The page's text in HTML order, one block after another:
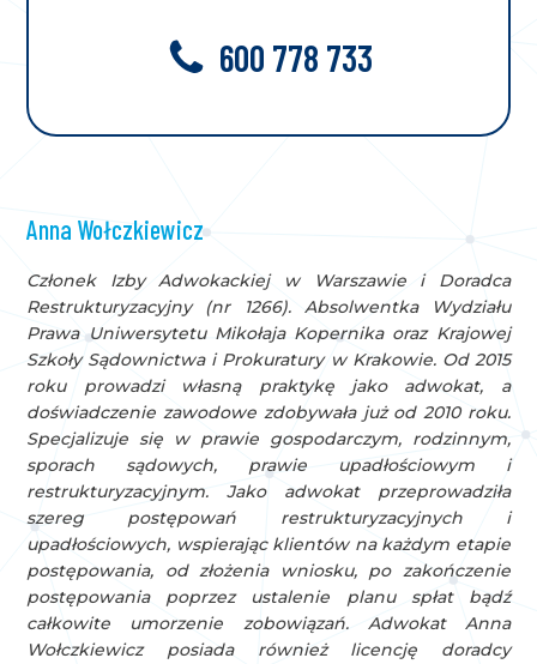
600 778 733
Anna Wołczkiewicz
Członek Izby Adwokackiej w Warszawie i Doradca
Restrukturyzacyjny (nr 1266). Absolwentka Wydziału
Prawa Uniwersytetu Mikołaja Kopernika oraz Krajowej
Szkoły Sądownictwa i Prokuratury w Krakowie. Od 2015
roku prowadzi własną praktykę jako adwokat, a
doświadczenie zawodowe zdobywała już od 2010 roku.
Specjalizuje się w prawie gospodarczym, rodzinnym,
sporach sądowych, prawie upadłościowym i
restrukturyzacyjnym. Jako adwokat przeprowadziła
szereg postępowań restrukturyzacyjnych i
upadłościowych, wspierając klientów na każdym etapie
postępowania, od złożenia wniosku, po zakończenie
postępowania poprzez ustalenie planu spłat bądź
całkowite umorzenie zobowiązań. Adwokat Anna
Wołczkiewicz posiada również licencję doradcy